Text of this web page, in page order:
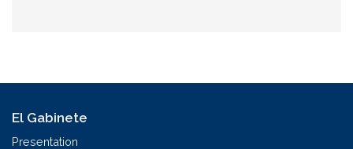
El Gabinete
Presentation